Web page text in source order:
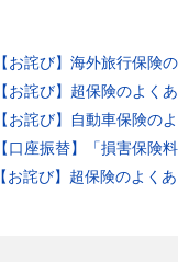
【お詫び】海外旅行保険
【お詫び】超保険のよく
【お詫び】自動車保険の
【口座振替】「損害保険
【お詫び】超保険のよく